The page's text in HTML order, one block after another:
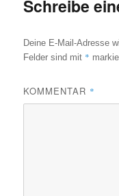
Schreibe
Deine E-Mail-Adresse
Felder sind mit *
KOMMENTAR *